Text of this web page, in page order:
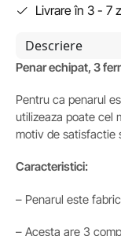
Livrare în 3 - 7
Descriere
Penar echipat, 3
Pentru ca penarul
utilizeaza poate cel
motiv de satisfactie
Caracteristici:
– Penarul este
– Acesta are 3